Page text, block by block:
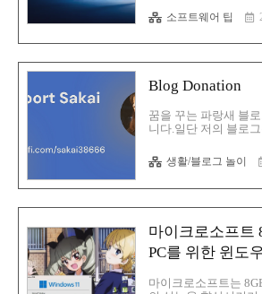
리눅스를 지원하고 있
안드로이드와 iOS 를
의무가 없으며 여기
의 눈(Five Eyes), 14개
해당 동맹에서 안전하
그 감사 보고서를 공
파트너십을 맺고 램
는 인도는 VPN 회사와
소프트웨어 팁
Blog Donation
꿈을 꾸는 파랑새 블
니다.일단 저의 블로
드, 피싱 사이트 등을
를 운영하고 있습니다.
긍정적으로 평가하고
없이 블로그가 발전할
잔이라도 사서 마시
감사하겠습니다.(I'm
cybersecurity and
malware and phishing
findings on my blog to
생활/블로그 놀이
마이크로소프트
PC를 위한 윈도
마이크로소프트는